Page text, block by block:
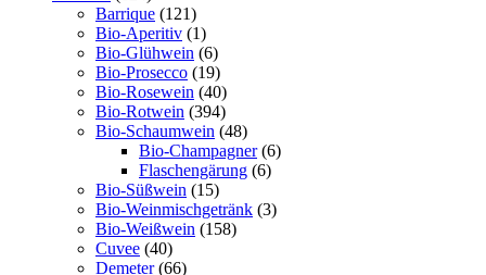
Barrique (121)
Bio-Aperitiv (1)
Bio-Glühwein (6)
Bio-Prosecco (19)
Bio-Rosewein (40)
Bio-Rotwein (394)
Bio-Schaumwein (48)
Bio-Champagner (6)
Flaschengärung (6)
Bio-Süßwein (15)
Bio-Weinmischgetränk (3)
Bio-Weißwein (158)
Cuvee (40)
Demeter (66)